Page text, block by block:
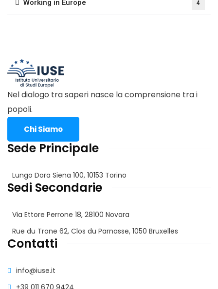
Working in Europe 4
Nel dialogo tra saperi nasce la comprensione tra i
popoli.
Chi Siamo
Sede Principale
Lungo Dora Siena 100, 10153 Torino
Sedi Secondarie
Via Ettore Perrone 18, 28100 Novara
Rue du Trone 62, Clos du Parnasse, 1050 Bruxelles
Contatti
info@iuse.it
+39 011 670 9424